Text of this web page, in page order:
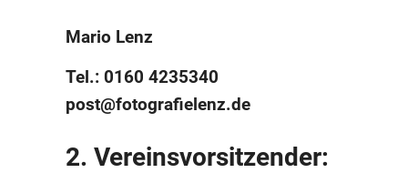
Mario Lenz
Tel.: 0160 4235340
post@fotografielenz.de
2. Vereinsvorsitzender: